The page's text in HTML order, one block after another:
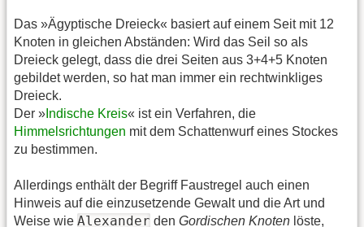
Das »Ägyptische Dreieck« basiert auf einem Seit mit 12
Knoten in gleichen Abständen: Wird das Seil so als
Dreieck gelegt, dass die drei Seiten aus 3+4+5 Knoten
gebildet werden, so hat man immer ein rechtwinkliges
Dreieck.
Der » Indische Kreis« ist ein Verfahren, die
Himmelsrichtungen mit dem Schattenwurf eines Stockes
zu bestimmen.
Allerdings enthält der Begriff Faustregel auch einen
Hinweis auf die einzusetzende Gewalt und die Art und
Weise wie Alexander den Gordischen Knoten löste,